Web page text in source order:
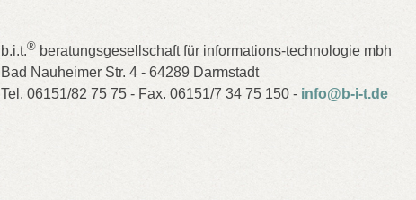
b.i.t.® beratungsgesellschaft für informations-technologie mbh
Bad Nauheimer Str. 4 - 64289 Darmstadt
Tel. 06151/82 75 75 - Fax. 06151/7 34 75 150 - info@b-i-t.de